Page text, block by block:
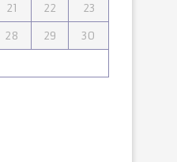
21 22
23
28 29
30